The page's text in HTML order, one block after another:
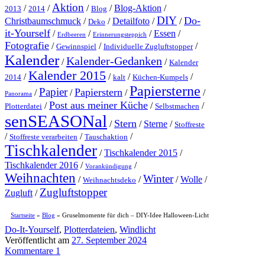
2013 / 2014 / Aktion / Blog /Blog-Aktion /
Christbaumschmuck / Deko /Detailfoto /DIY /Do-
it-Yourself / Erdbeeren / Erinnerungsteppich /Essen /
Fotografie / Gewinnspiel / Individuelle Zugluftstopper/
Kalender/Kalender-Gedanken / Kalender
2014 /Kalender 2015 / kalt / Küchen-Kumpels /
Panorama /Papier/Papierstern /Papiersterne /
Plotterdatei /Post aus meiner Küche / Selbstmachen /
senSEASONal / Stern / Sterne / Stoffreste
/ Stoffreste verarbeiten / Tauschaktion /
Tischkalender /Tischkalender 2015 /
Tischkalender 2016 / Vorankündigung /
Weihnachten / Weihnachtsdeko /Winter/Wolle /
Zugluft / Zugluftstopper
Startseite » Blog » Gruselmomente für dich – DIY-Idee Halloween-Licht
Do-It-Yourself, Plotterdateien, Windlicht
Veröffentlicht am 27. September 2024
Kommentare 1